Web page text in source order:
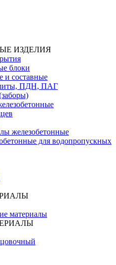
ИЗДЕЛИЯ
блоки
и составные
ПДН, ПАГ
железобетонные
для водопропускных
материалы